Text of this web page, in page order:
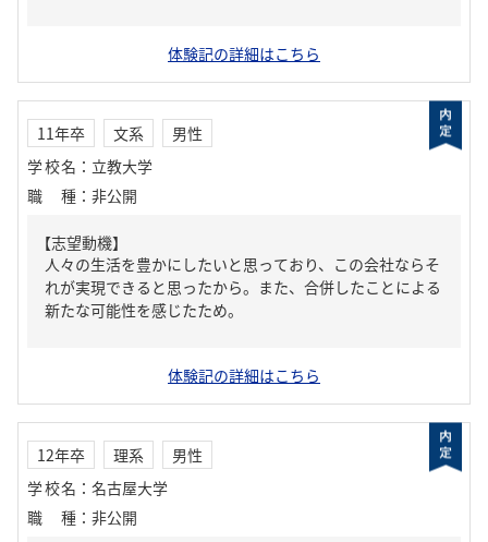
体験記の詳細はこちら
11年卒 文系
男性
学校名 ： 立教大学
職種 ： 非公開
【志望動機】
人々の生活を豊かにしたいと思っており、この会社ならそ
れが実現できると思ったから。また、合併したことによる
新たな可能性を感じたため。
体験記の詳細はこちら
12年卒 理系
男性
学校名 ： 名古屋大学
職種 ： 非公開